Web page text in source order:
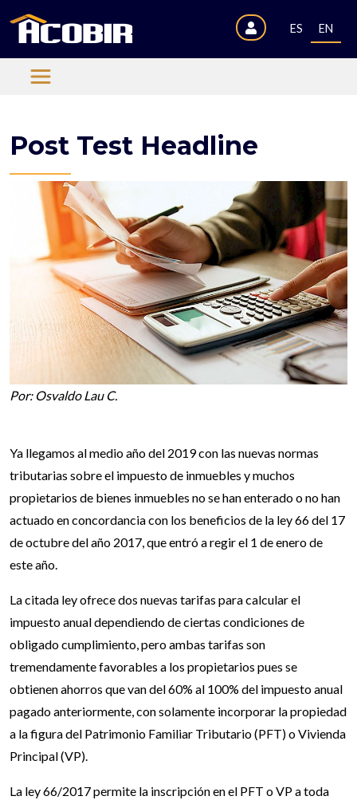
ES EN
Post Test Headline
Por: Osvaldo Lau C.
Ya llegamos al medio año del 2019 con las nuevas normas
tributarias sobre el impuesto de inmuebles y muchos
propietarios de bienes inmuebles no se han enterado o no han
actuado en concordancia con los beneficios de la ley 66 del 17
de octubre del año 2017, que entró a regir el 1 de enero de
este año.
La citada ley ofrece dos nuevas tarifas para calcular el
impuesto anual dependiendo de ciertas condiciones de
obligado cumplimiento, pero ambas tarifas son
tremendamente favorables a los propietarios pues se
obtienen ahorros que van del 60% al 100% del impuesto anual
pagado anteriormente, con solamente incorporar la propiedad
a la figura del Patrimonio Familiar Tributario (PFT) o Vivienda
Principal (VP).
La ley 66/2017 permite la inscripción en el PFT o VP a toda